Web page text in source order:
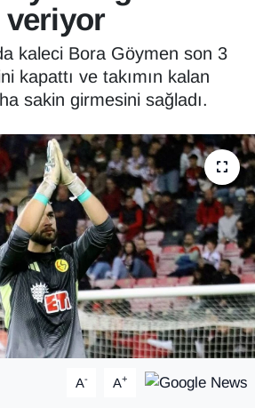
veriyor
kaleci Bora Göymen son 3
kapattı ve takımın kalan
sakin girmesini sağladı.
A- A+